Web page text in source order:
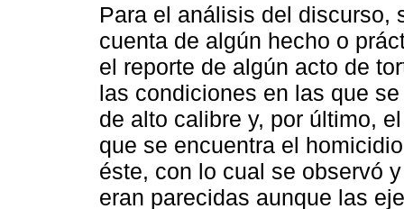
Para el análisis del discurso,
cuenta de algún hecho o
el reporte de algún acto de
las condiciones en las que
de alto calibre y, por último,
que se encuentra el
éste, con lo cual se observó
eran parecidas aunque las